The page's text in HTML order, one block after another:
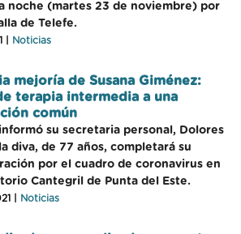
noche (martes 23 de noviembre) por
de Telefe.
| Noticias
mejoría de Susana Giménez:
terapia intermedia a una
común
su secretaria personal, Dolores
diva, de 77 años, completará su
por el cuadro de coronavirus en
Cantegril de Punta del Este.
| Noticias